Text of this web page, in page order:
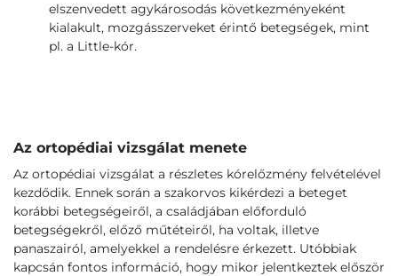
elszenvedett agykárosodás következményeként
kialakult, mozgásszerveket érintő betegségek, mint
pl. a Little-kór.
Az ortopédiai vizsgálat menete
Az ortopédiai vizsgálat a részletes kórelőzmény felvételével
kezdődik. Ennek során a szakorvos kikérdezi a beteget
korábbi betegségeiről, a családjában előforduló
betegségekről, előző műtéteiről, ha voltak, illetve
panaszairól, amelyekkel a rendelésre érkezett. Utóbbiak
kapcsán fontos információ, hogy mikor jelentkeztek először